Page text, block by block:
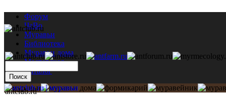
Форум
ЧаВо
Муравьи
Библиотека
Муравьи дома
Мастерская
Каталог
antclub.ru